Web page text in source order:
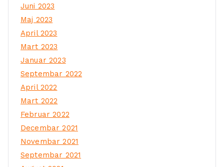
Juni 2023
Maj 2023
April 2023
Mart 2023
Januar 2023
Septembar 2022
April 2022
Mart 2022
Februar 2022
Decembar 2021
Novembar 2021
Septembar 2021